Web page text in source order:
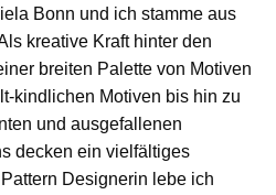
Bonn und ich stamme aus
kreative Kraft hinter den
breiten Palette von Motiven
kindlichen Motiven bis hin zu
und ausgefallenen
decken ein vielfältiges
Designerin lebe ich